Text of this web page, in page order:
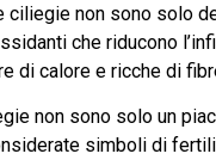
ciliegie non sono solo
che riducono
di calore e ricche di
non sono solo un
simboli di